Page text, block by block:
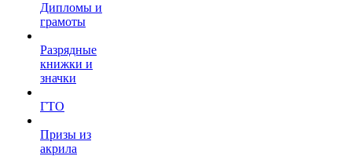
Дипломы и
грамоты
Разрядные
книжки и
значки
ГТО
Призы из
акрила